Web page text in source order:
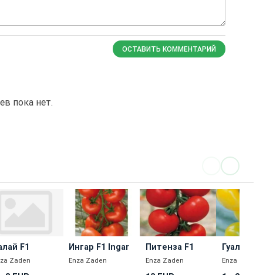
ОСТАВИТЬ КОММЕНТАРИЙ
пока нет.
F1
Zaden
Ингар F1 Ingar
Enza Zaden
Питенза F1
Enza Zaden Enza Zaden